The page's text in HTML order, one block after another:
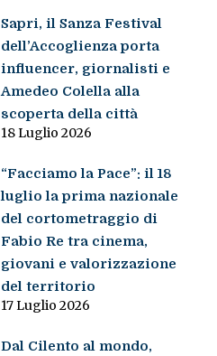
Sapri, il Sanza Festival
dell’Accoglienza porta
influencer, giornalisti e
Amedeo Colella alla
scoperta della città
18 Luglio 2026
“Facciamo la Pace”: il 18
luglio la prima nazionale
del cortometraggio di
Fabio Re tra cinema,
giovani e valorizzazione
del territorio
17 Luglio 2026
Dal Cilento al mondo,